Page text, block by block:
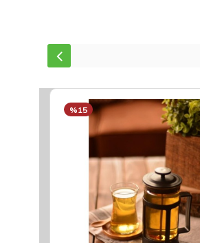
%15